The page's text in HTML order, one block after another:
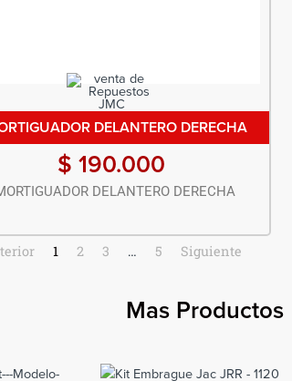
DELANTERO DERECHA
$ 190.000
DELANTERO DERECHA
1 2 3 … 5 Siguiente
Mas Productos